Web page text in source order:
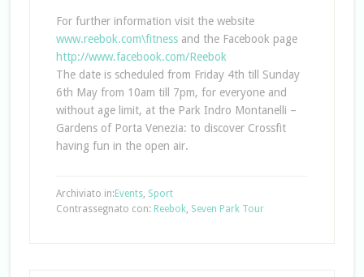
For further information visit the website
www.reebok.com\fitness and the Facebook page
http://www.facebook.com/Reebok
The date is scheduled from Friday 4th till Sunday
6th May from 10am till 7pm, for everyone and
without age limit, at the Park Indro Montanelli –
Gardens of Porta Venezia: to discover Crossfit
having fun in the open air.
Archiviato in:Events, Sport
Contrassegnato con: Reebok, Seven Park Tour